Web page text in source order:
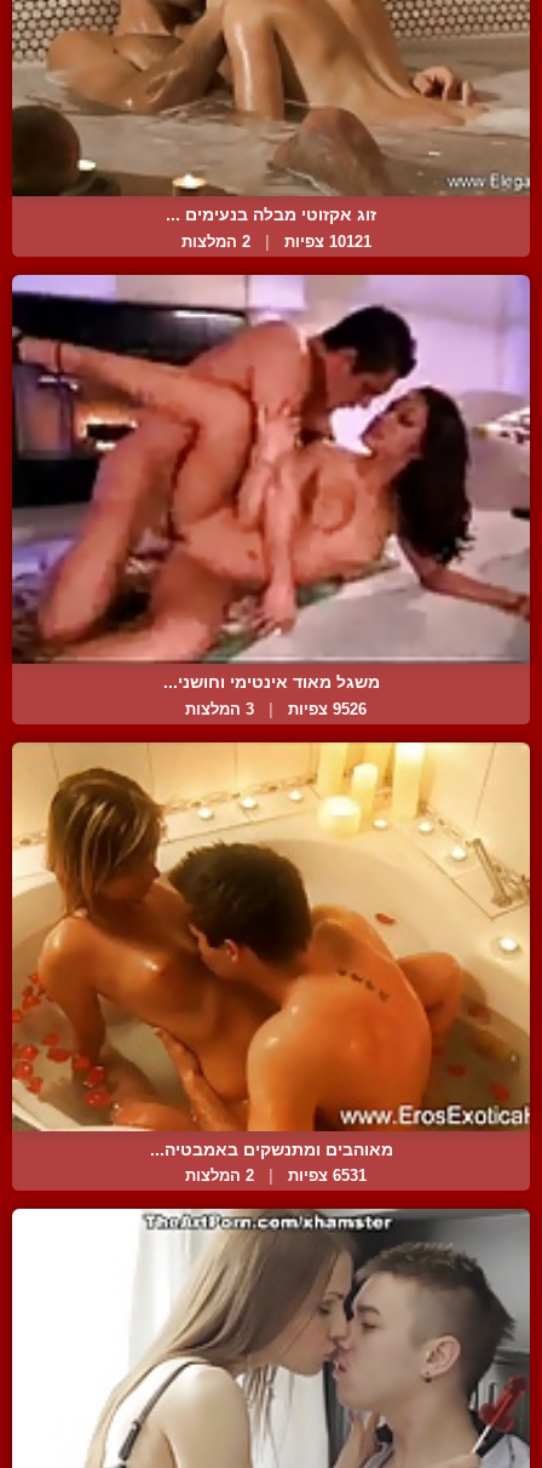
זוג אקזוטי מבלה בנעימים ...
10121 צפיות 2 המלצות
משגל מאוד אינטימי וחושני...
9526 צפיות | 3 המלצות
מאוהבים ומתנשקים באמבטיה...
6531 צפיות 2 המלצות